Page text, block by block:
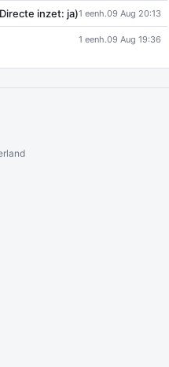
inzet: ja)1 eenh.09 Aug 20:13
1 eenh.09 Aug 19:36